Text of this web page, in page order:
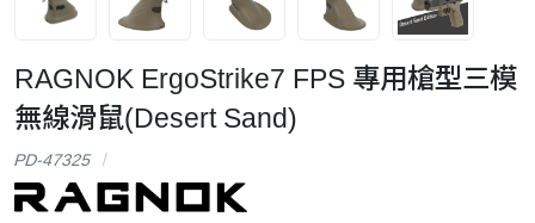
RAGNOK ErgoStrike7 FPS 專用槍型三模
無線滑鼠(Desert Sand)
PD-47325